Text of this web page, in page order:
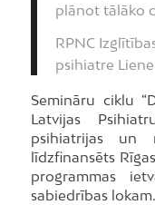
plānot tālāko
RPNC
psihiatre Liene
Semināru ciklu
Latvijas
psihiatrijas un
līdzfinansēts
programmas
sabiedrības lokam.